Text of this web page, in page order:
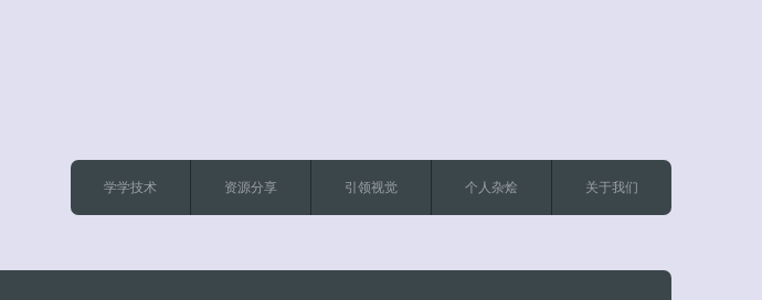
学学技术 资源分享 引领视觉 个人杂烩 关于我们
客服小美